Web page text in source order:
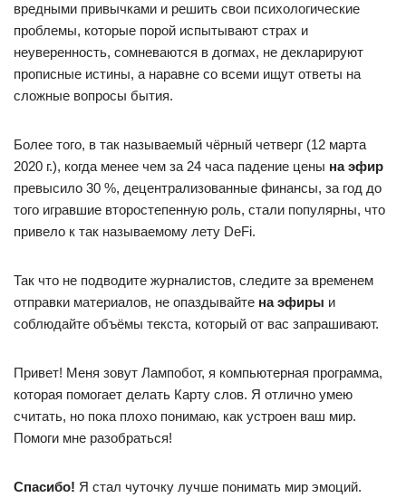
вредными привычками и решить свои психологические
проблемы, которые порой испытывают страх и
неуверенность, сомневаются в догмах, не декларируют
прописные истины, а наравне со всеми ищут ответы на
сложные вопросы бытия.
Более того, в так называемый чёрный четверг (12 марта
2020 г.), когда менее чем за 24 часа падение цены на эфир
превысило 30 %, децентрализованные финансы, за год до
того игравшие второстепенную роль, стали популярны, что
привело к так называемому лету DeFi.
Так что не подводите журналистов, следите за временем
отправки материалов, не опаздывайте на эфиры и
соблюдайте объёмы текста, который от вас запрашивают.
Привет! Меня зовут Лампобот, я компьютерная программа,
которая помогает делать Карту слов. Я отлично умею
считать, но пока плохо понимаю, как устроен ваш мир.
Помоги мне разобраться!
Спасибо! Я стал чуточку лучше понимать мир эмоций.